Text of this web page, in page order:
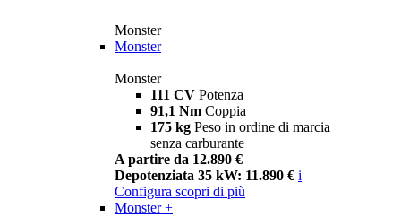
Monster
Monster
Monster
111 CV Potenza
91,1 Nm Coppia
175 kg Peso in ordine di marcia
senza carburante
A partire da 12.890 €
Depotenziata 35 kW: 11.890 € i
Configura scopri di più
Monster +